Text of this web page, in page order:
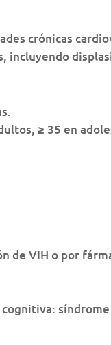
crónicas
incluyendo
≥ 35 en
de VIH o por